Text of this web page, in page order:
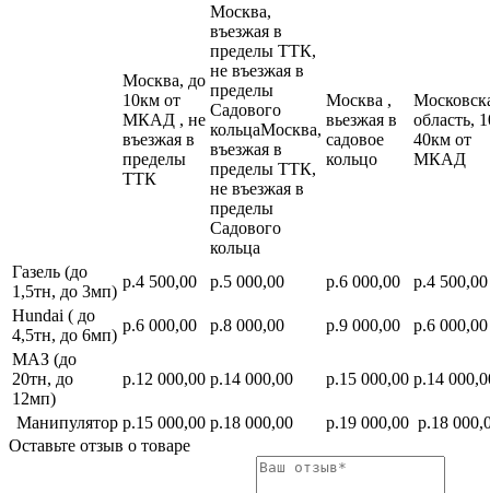
Москва, до
10км от
МКАД , не
въезжая в
пределы
ТТК
Москва,
въезжая в
пределы ТТК,
не въезжая в
пределы
Садового
кольцаМосква,
въезжая в
пределы ТТК,
не въезжая в
пределы
Садового
кольца
Москва ,
вьезжая в
садовое
кольцо
область,
40км от
МКАД
Газель (до
1,5тн, до 3мп)
р.4 500,00 р.5 000,00 р.6 000,00
р.4 500,00
Hundai ( до
4,5тн, до 6мп)
р.6 000,00 р.8 000,00 р.9 000,00
р.6 000,00
МАЗ (до
20тн, до
12мп)
р.12 000,00 р.14 000,00 р.15 000,00 р.14
Манипулятор р.15 000,00 р.18 000,00 р.19 000,00 р.18
Оставьте отзыв о товаре